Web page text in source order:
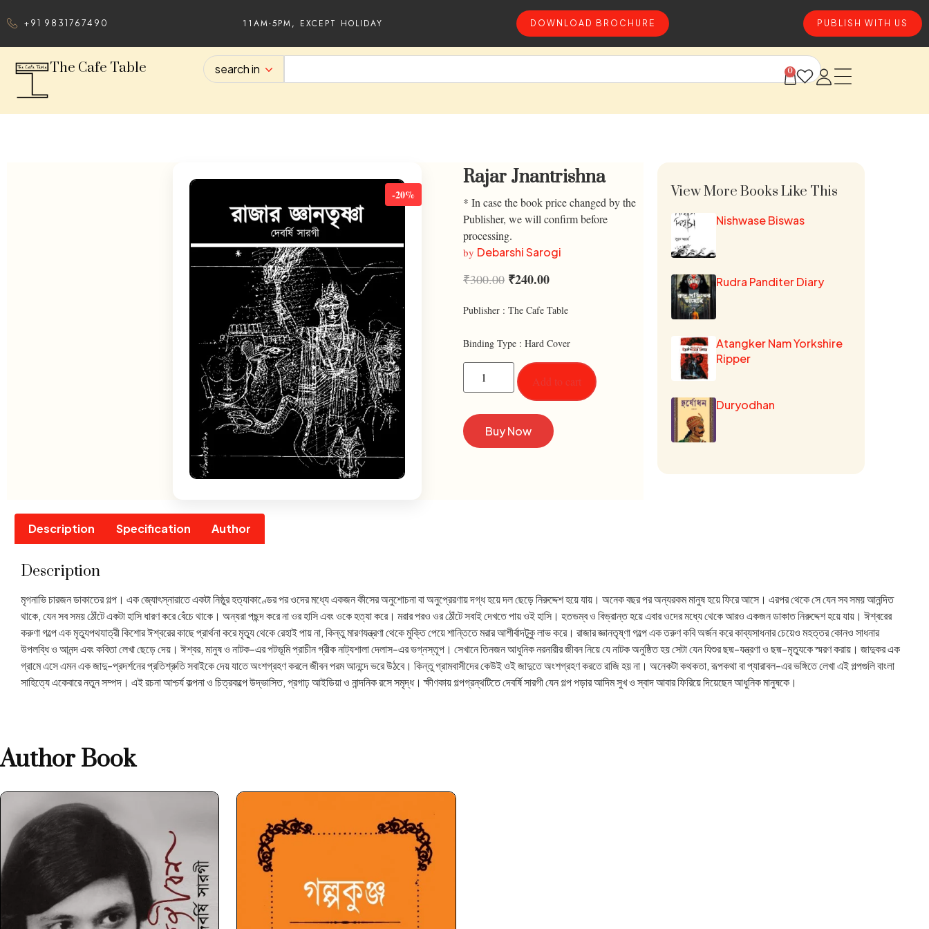
+91 9831767490 11AM-5PM, EXCEPT HOLIDAY DOWNLOAD BROCHURE PUBLISH WITH US
The Cafe Table search in 0
-20%
Rajar Jnantrishna
* In case the book price changed by the
Publisher, we will confirm before
processing.
by Debarshi Sarogi
₹300.00 ₹240.00
Publisher : The Cafe Table
Binding Type : Hard Cover
Add to cart
Buy Now
View More Books Like This
Nishwase Biswas
Rudra Panditer Diary
Atangker Nam Yorkshire
Ripper
Duryodhan
Description Specification Author
Description
মৃগনাভি চারজন ডাকাতের গল্প। এক জ্যোৎস্নারাতে একটা নিষ্ঠুর হত্যাকাণ্ডের পর ওদের মধ্যে একজন কীসের অনুশোচনা বা অনুপ্রেরণায় দগ্ধ হয়ে দল ছেড়ে নিরুদ্দেশ হয়ে যায়। অনেক বছর পর অন্যরকম মানুষ হয়ে ফিরে আসে। এরপর থেকে সে যেন সব সময় আনন্দিত
থাকে, যেন সব সময় ঠোঁটে একটা হাসি ধারণ করে বেঁচে থাকে। অন্যরা পছন্দ করে না ওর হাসি এবং ওকে হত্যা করে। মরার পরও ওর ঠোঁটে সবাই দেখতে পায় ওই হাসি। হতভম্ব ও বিভ্রান্ত হয়ে এবার ওদের মধ্যে থেকে আরও একজন ডাকাত নিরুদ্দেশ হয়ে যায়। ঈশ্বরের
করুণা গল্পে এক মৃত্যুপথযাত্রী কিশোর ঈশ্বরের কাছে প্রার্থনা করে মৃত্যু থেকে রেহাই পায় না, কিন্তু মারণযন্ত্রণা থেকে মুক্তি পেয়ে শান্তিতে মরার আশীর্বাদটুকু লাভ করে। রাজার জ্ঞানতৃষ্ণা গল্পে এক তরুণ কবি অর্জন করে কাব্যসাধনার চেয়েও মহত্তর কোনও সাধনার
উপলব্ধি ও আনন্দ এবং কবিতা লেখা ছেড়ে দেয়। ঈশ্বর, মানুষ ও নাটক-এর পটভূমি প্রাচীন গ্রীক নাট্যশালা দেলাস-এর ভগ্নস্তূপ। সেখানে তিনজন আধুনিক নরনারীর জীবন নিয়ে যে নাটক অনুষ্ঠিত হয় সেটা যেন যিশুর ছদ্ম-যন্ত্রণা ও ছদ্ম-মৃত্যুকে স্মরণ করায়। জাদুকর এক
গ্রামে এসে এমন এক জাদু-প্রদর্শনের প্রতিশ্রুতি সবাইকে দেয় যাতে অংশগ্রহণ করলে জীবন পরম আনন্দে ভরে উঠবে। কিন্তু গ্রামবাসীদের কেউই ওই জাদুতে অংশগ্রহণ করতে রাজি হয় না। অনেকটা কথকতা, রূপকথা বা প্যারাবল-এর ভঙ্গিতে লেখা এই গল্পগুলি বাংলা
সাহিত্যে একেবারে নতুন সম্পদ। এই রচনা আশ্চর্য কল্পনা ও চিত্রকল্পে উদ্ভাসিত, প্রগাঢ় আইডিয়া ও নান্দনিক রসে সমৃদ্ধ। ক্ষীণকায় গল্পগ্রন্থটিতে দেবর্ষি সারগী যেন গল্প পড়ার আদিম সুখ ও স্বাদ আবার ফিরিয়ে দিয়েছেন আধুনিক মানুষকে।
Author Book